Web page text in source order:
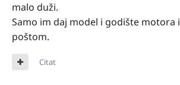
malo duži.
Samo im daj model i godište motora
poštom.
Citat